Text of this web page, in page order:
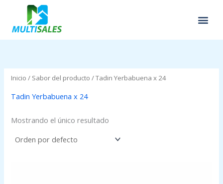
contenido
Inicio / Sabor del producto / Tadin Yerbabuena x 24
Tadin Yerbabuena x 24
Mostrando el único resultado